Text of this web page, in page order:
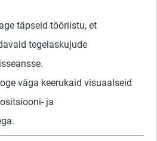
täpseid tööriistu, et
tegelaskujude
väga keerukaid visuaalseid
ja